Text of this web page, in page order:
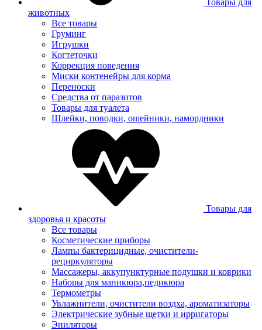
Товары для
животных
Все товары
Груминг
Игрушки
Когтеточки
Коррекция поведения
Миски контенейры для корма
Переноски
Средства от паразитов
Товары для туалета
Шлейки, поводки, ошейники, намордники
Товары для
здоровья и красоты
Все товары
Косметические приборы
Лампы бактерицидные, очистители-
рециркуляторы
Массажеры, аккупунктурные подушки и коврики
Наборы для маникюра,педикюра
Термометры
Увлажнители, очистители воздха, ароматизаторы
Электрические зубные щетки и ирригаторы
Эпиляторы